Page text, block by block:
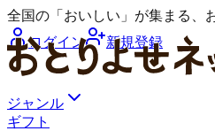
全国の「おいしい」が集まる、
ログイン
新規登録
ジャンル
ギフト